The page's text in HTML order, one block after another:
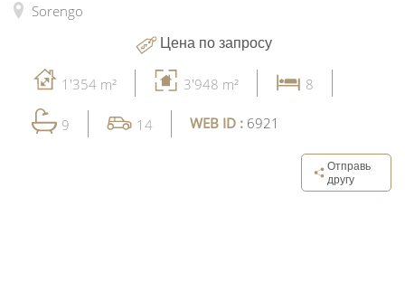
Sorengo
Цена по запросу
1'354 m² 3'948 m² 8
9 14 WEB ID : 6921
Отправь
другу